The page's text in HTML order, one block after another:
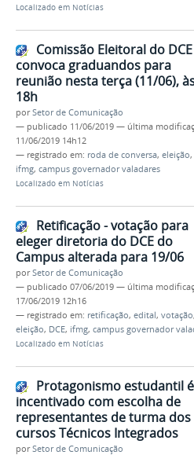
Localizado em Notícias
Comissão Eleitoral do DCE
convoca graduandos para
reunião nesta terça (11/06),
18h
porSetor de Comunicação
— publicado 11/06/2019 — última
11/06/2019 14h12
— registrado em: roda de conversa, eleição,
ifmg, campus governador valadares
Localizado em Notícias
Retificação - votação para
eleger diretoria do DCE do
Campus alterada para 19/06
porSetor de Comunicação
— publicado 07/06/2019 — última
17/06/2019 12h16
— registrado em: retificação, edital, votação,
eleição, DCE, ifmg, campus governador
Localizado em Notícias
Protagonismo estudantil é
incentivado com escolha de
representantes de turma dos
cursos Técnicos Integrados
porSetor de Comunicação